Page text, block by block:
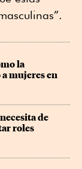
la
mujeres en
de
roles